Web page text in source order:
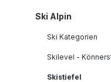
Ski Alpin
Ski Kategorien
Skilevel -
Skistiefel